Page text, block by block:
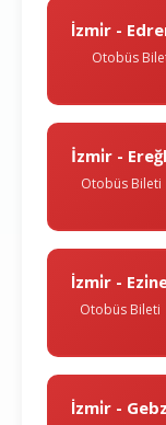
İzmi̇r -
Otobüs
İzmi̇r -
Otobüs Bileti
İzmi̇r -
Otobüs Bileti
İzmi̇r -